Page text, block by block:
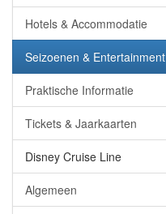
Hotels & Accommodatie
Seizoenen & Entertainment
Praktische Informatie
Tickets & Jaarkaarten
Disney Cruise Line
Algemeen